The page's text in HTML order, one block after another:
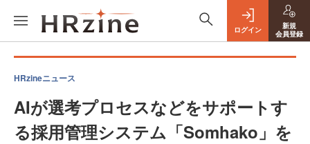
ログイン
新規
会員登録
HRzineニュース
AIが選考プロセスなどをサポートす
る採用管理システム「Somhako」を